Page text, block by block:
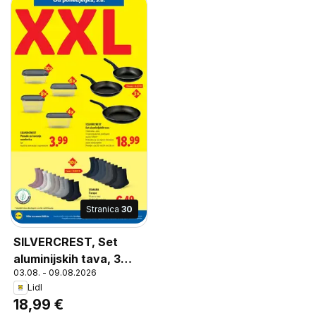
Stranica 30
SILVERCREST, Set
aluminijskih tava, 3
komada u setu, S
neprianjajućom
podlogom, marke
03.08. - 09.08.2026
Lidl
18,99 €